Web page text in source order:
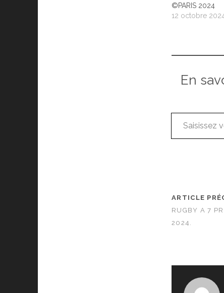
©PARIS 2024
12 octobre
En
Saisissez votre adresse e-mail…
ARTICLE
RUGBY A 7
2024.